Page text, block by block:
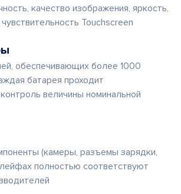
качество изображения, яркость,
Touchscreen
обеспечивающих более 1000
батарея проходит
величины номинальной
(камеры, разъемы зарядки,
полностью соответствуют